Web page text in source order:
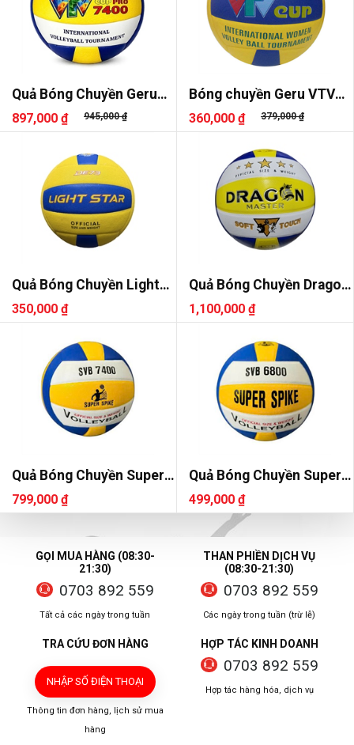
Quả Bóng Chuyền Geru
VTV Cup Pro 7400
897,000 ₫ 945,000 ₫
Bóng chuyền Geru VTV
Cup
360,000 ₫ 379,000 ₫
Quả Bóng Chuyền Light
Star DE73
350,000 ₫
Quả Bóng Chuyền Dragon
DG7700
1,100,000 ₫
Quả Bóng Chuyền Super
Spike SVB 7400
799,000 ₫
Quả Bóng Chuyền Super
Spike SVB 6800
499,000 ₫
GỌI MUA HÀNG (08:30-
21:30)
0703 892 559
Tất cả các ngày trong tuần
THAN PHIỀN DỊCH VỤ
(08:30-21:30)
0703 892 559
Các ngày trong tuần (trừ lễ)
TRA CỨU ĐƠN HÀNG
NHẬP SỐ ĐIỆN THOẠI
Thông tin đơn hàng, lịch sử mua
hàng
HỢP TÁC KINH DOANH
0703 892 559
Hợp tác hàng hóa, dịch vụ